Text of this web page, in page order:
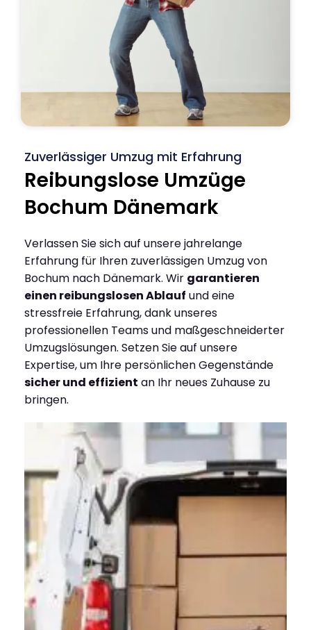
Zuverlässiger Umzug mit Erfahrung
Reibungslose Umzüge
Bochum Dänemark
Verlassen Sie sich auf unsere jahrelange
Erfahrung für Ihren zuverlässigen Umzug von
Bochum nach Dänemark. Wir garantieren
einen reibungslosen Ablauf und eine
stressfreie Erfahrung, dank unseres
professionellen Teams und maßgeschneiderter
Umzugslösungen. Setzen Sie auf unsere
Expertise, um Ihre persönlichen Gegenstände
sicher und effizient an Ihr neues Zuhause zu
bringen.